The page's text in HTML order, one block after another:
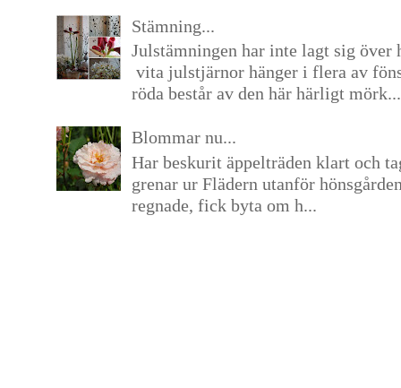
Stämning...
Julstämningen har inte lagt sig över
vita julstjärnor hänger i flera av
röda består av den här härligt mörk...
Blommar nu...
Har beskurit äppelträden klart och
grenar ur Flädern utanför
regnade, fick byta om h...